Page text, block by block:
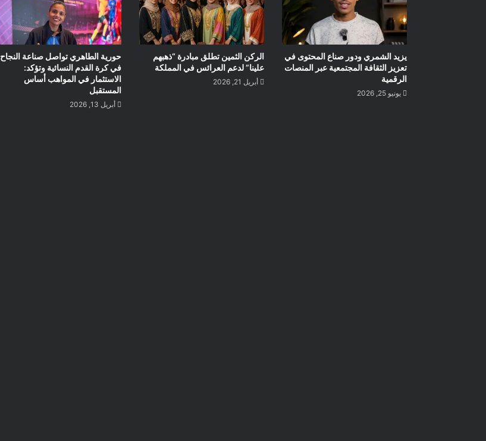
يزيد الشمري ودور صناع المحتوى في
تعزيز الثقافة المجتمعية عبر المنصات
الرقمية
يونيو 25, 2026
الركن الثمين تطلق مبادرة “ذهبهم
علينا” لدعم العرائس في المملكة
أبريل 21, 2026
حورية الطاهري تواصل صناعة النجاح
في كرة القدم النسائية وتؤكد:
الاستثمار في المواهب أساس
المستقبل
أبريل 13, 2026